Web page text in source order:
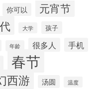
你可以 元宵节
大学 孩子
年龄 很多人 手机
春节
西游 汤圆 温度